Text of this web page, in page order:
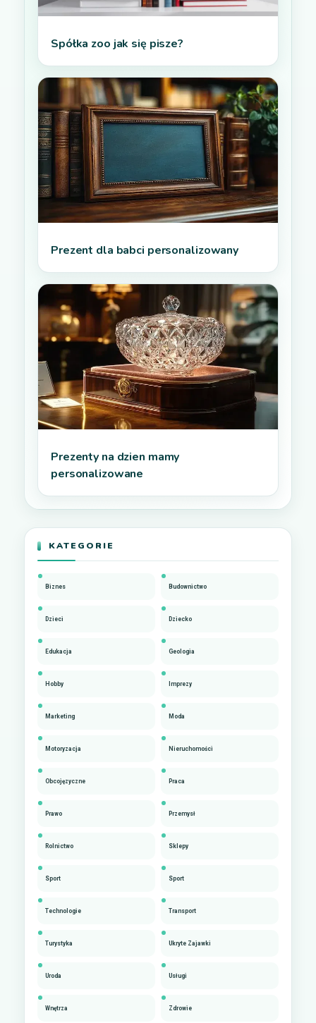
Spółka zoo jak się pisze?
Prezent dla babci personalizowany
Prezenty na dzien mamy
personalizowane
KATEGORIE
Biznes Budownictwo
Dzieci Dziecko
Edukacja Geologia
Hobby Imprezy
Marketing Moda
Motoryzacja Nieruchomości
Obcojęzyczne Praca
Prawo Przemysł
Rolnictwo Sklepy
Sport Sport
Technologie Transport
Turystyka Ukryte Zajawki
Uroda Usługi
Wnętrza Zdrowie